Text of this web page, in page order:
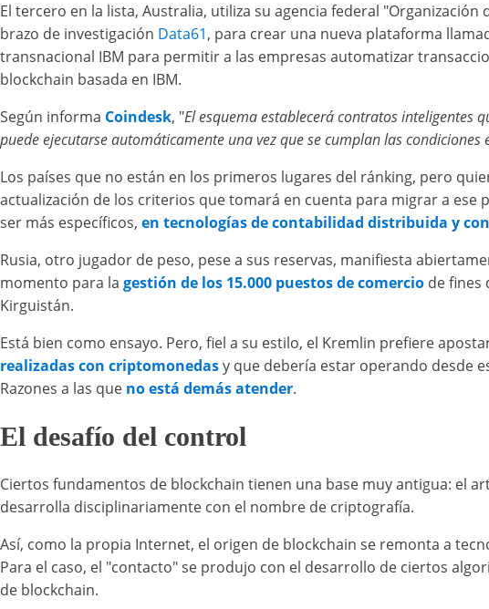
El tercero en la lista, Australia, utiliza su agencia federal
brazo de investigación Data61, para crear una nueva plataforma
transnacional IBM para permitir a las empresas automatizar
blockchain basada en IBM.
Según informa Coindesk, "El esquema establecerá contratos inteligentes
puede ejecutarse automáticamente una vez que se cumplan las condiciones
Los países que no están en los primeros lugares del ránking, pero
actualización de los criterios que tomará en cuenta para migrar a
ser más específicos, en tecnologías de contabilidad distribuida y
Rusia, otro jugador de peso, pese a sus reservas, manifiesta
momento para la gestión de los 15.000 puestos de comercio de fines
Kirguistán.
Está bien como ensayo. Pero, fiel a su estilo, el Kremlin prefiere
realizadas con criptomonedasy que debería estar operando desde
Razones a las que no está demás atender.
El desafío del control
Ciertos fundamentos de blockchain tienen una base muy antigua: el
desarrolla disciplinariamente con el nombre de criptografía.
Así, como la propia Internet, el origen de blockchain se remonta a
Para el caso, el "contacto" se produjo con el desarrollo de ciertos
de blockchain.